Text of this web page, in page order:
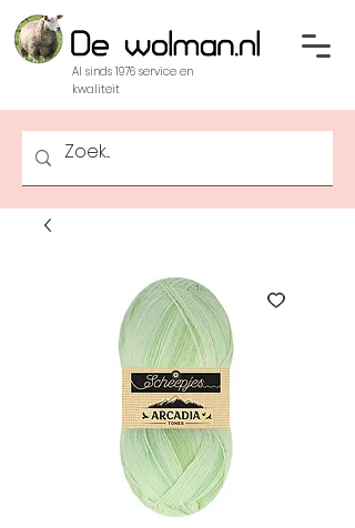
Al sinds 1976 service en
kwaliteit